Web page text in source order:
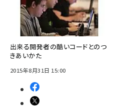
出来る開発者の酷いコードとのつ
きあいかた
2015年8月31日 15:00